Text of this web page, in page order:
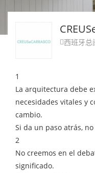
 西班牙总
1
La arquitectura debe
necesidades vitales y
cambio.
Si da un paso atrás,
2
No creemos en el
significado.